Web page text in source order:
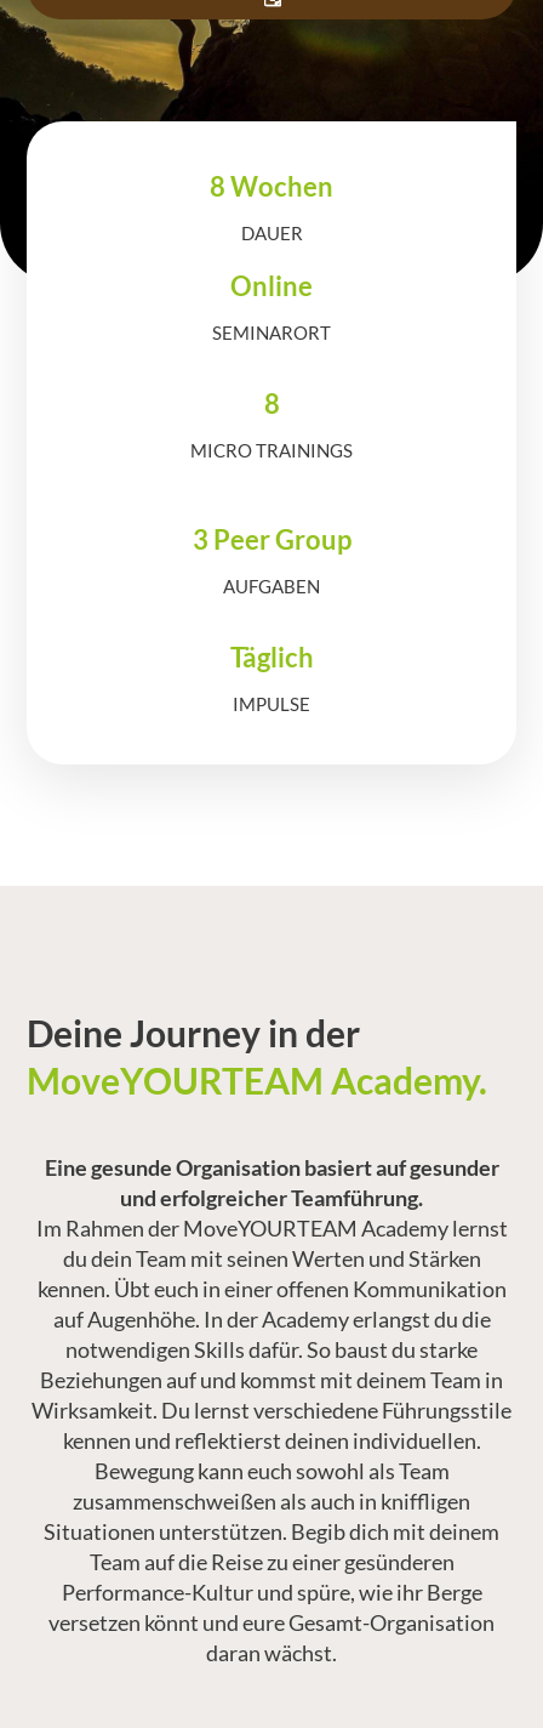
8 Wochen
DAUER
Online
SEMINARORT
8
MICRO TRAININGS
3 Peer Group
AUFGABEN
Täglich
IMPULSE
Deine Journey in der
MoveYOURTEAM Academy.
Eine gesunde Organisation basiert auf gesunder
und erfolgreicher Teamführung.
Im Rahmen der MoveYOURTEAM Academy lernst
du dein Team mit seinen Werten und Stärken
kennen. Übt euch in einer offenen Kommunikation
auf Augenhöhe. In der Academy erlangst du die
notwendigen Skills dafür. So baust du starke
Beziehungen auf und kommst mit deinem Team in
Wirksamkeit. Du lernst verschiedene Führungsstile
kennen und reflektierst deinen individuellen.
Bewegung kann euch sowohl als Team
zusammenschweißen als auch in kniffligen
Situationen unterstützen. Begib dich mit deinem
Team auf die Reise zu einer gesünderen
Performance-Kultur und spüre, wie ihr Berge
versetzen könnt und eure Gesamt-Organisation
daran wächst.